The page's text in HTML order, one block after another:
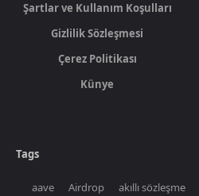
Şartlar ve Kullanım Koşulları
Gizlilik Sözleşmesi
Çerez Politikası
Künye
Tags
aave Airdrop akıllı sözleşme